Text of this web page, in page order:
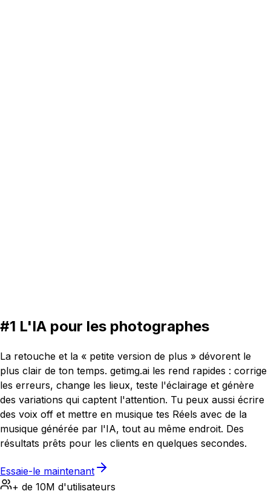
#1 L'IA pour les photographes
La retouche et la « petite version de plus » dévorent le
plus clair de ton temps. getimg.ai les rend rapides : corrige
les erreurs, change les lieux, teste l'éclairage et génère
des variations qui captent l'attention. Tu peux aussi écrire
des voix off et mettre en musique tes Réels avec de la
musique générée par l'IA, tout au même endroit. Des
résultats prêts pour les clients en quelques secondes.
Essaie-le maintenant
+ de 10M d'utilisateurs